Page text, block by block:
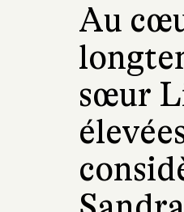
Au
sœur